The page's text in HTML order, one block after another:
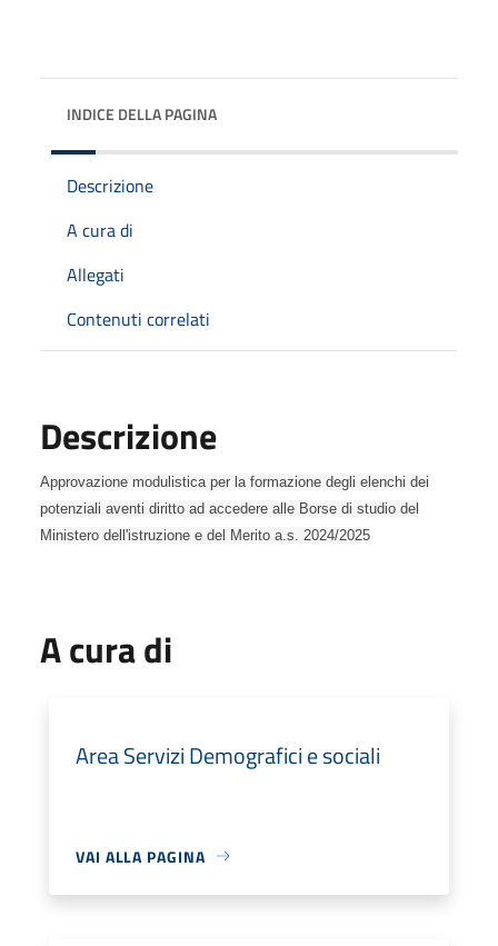
INDICE DELLA PAGINA
Descrizione
A cura di
Allegati
Contenuti correlati
Descrizione
Approvazione modulistica per la formazione degli elenchi dei
potenziali aventi diritto ad accedere alle Borse di studio del
Ministero dell'istruzione e del Merito a.s. 2024/2025
A cura di
Area Servizi Demografici e sociali
VAI ALLA PAGINA